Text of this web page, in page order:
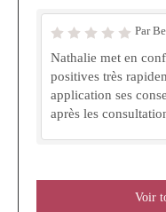
Par
Nathalie met en
positives très
application ses
après les
Voir